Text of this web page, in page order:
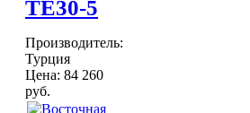
TE30-5
Производитель:
Турция
Цена: 84 260
руб.